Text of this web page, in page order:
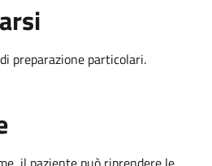
preparazione particolari.